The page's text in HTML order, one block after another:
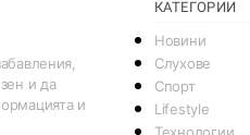
и да
и
КАТЕГОРИИ
Новини
Слухове
Спорт
Lifestyle
Технологии